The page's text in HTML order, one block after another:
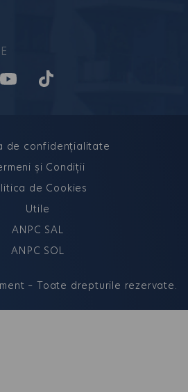
– Toate drepturile rezervate.
de confidențialitate
și Condiții
de Cookies
Utile
ANPC SAL
ANPC SOL